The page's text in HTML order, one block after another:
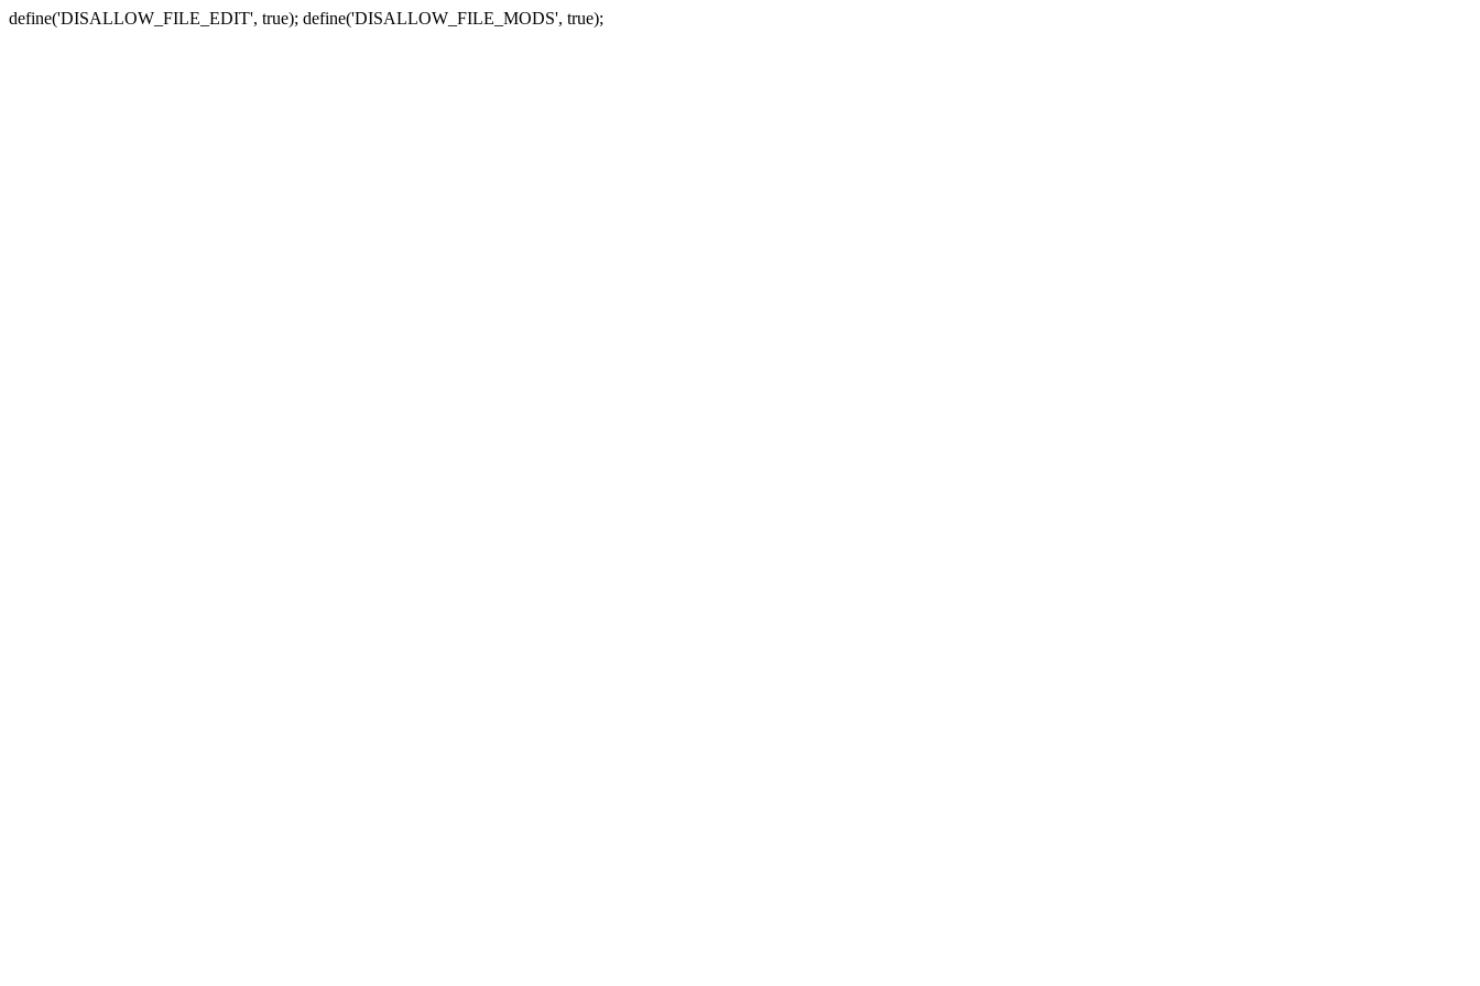
define('DISALLOW_FILE_EDIT', true); define('DISALLOW_FILE_MODS', true);